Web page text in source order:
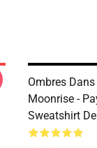
Ombres
Moonrise -
Sweatshirt